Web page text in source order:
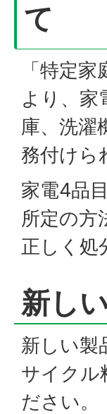
て
「特定
より、家
庫、洗濯
務付けら
家電4品
所定の方
正しく処
新し
新しい製
サイクル
ださい。